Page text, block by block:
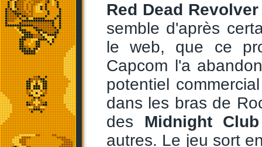
Red Dead Revolver
semble d'après
le web, que ce
Capcom l'a
potentiel
dans les bras de
des Midnight Club
autres. Le jeu sort